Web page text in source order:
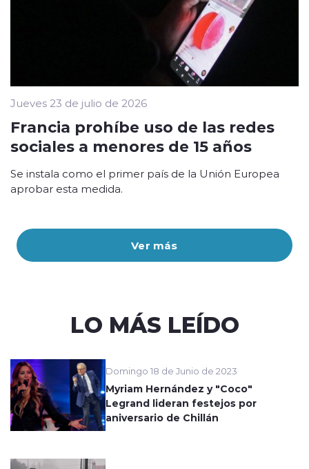
Ver más
Jueves 23 de julio de 2026
Francia prohíbe uso de las redes
sociales a menores de 15 años
Se instala como el primer país de la Unión Europea
aprobar esta medida.
LO MÁS LEÍDO
Domingo 18 de Junio de 2023
Myriam Hernández y "Coco"
Legrand lideran festejos por
aniversario de Chillán